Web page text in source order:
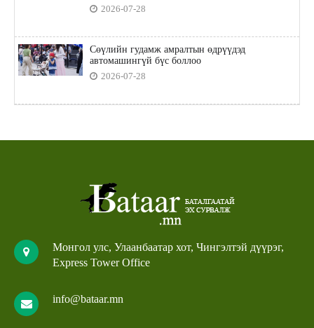
2026-07-28
Сөүлийн гудамж амралтын өдрүүдэд
автомашингүй бүс боллоо
2026-07-28
Монгол улс, Улаанбаатар хот, Чингэлтэй дүүрэг,
Express Tower Office
info@bataar.mn